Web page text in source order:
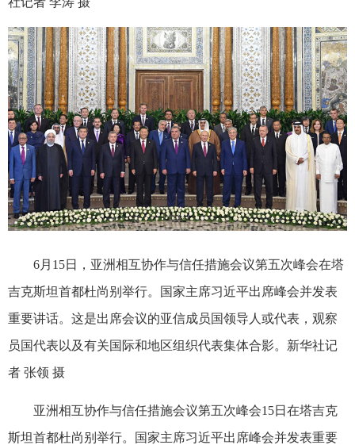
6月15日，亚洲相互协作与信任措施会议第五次峰会在塔
吉克斯坦首都杜尚别举行。国家主席习近平出席峰会并发表
重要讲话。这是出席会议的亚信成员国领导人或代表，观察
员国代表以及有关国际和地区组织代表集体合影。新华社记
者 张领 摄
亚洲相互协作与信任措施会议第五次峰会15日在塔吉克
斯坦首都杜尚别举行。国家主席习近平出席峰会并发表重要